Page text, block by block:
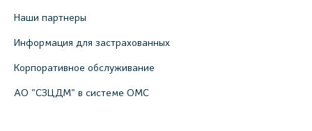
Наши партнеры
Информация для застрахованных
Корпоративное обслуживание
АО "СЗЦДМ" в системе ОМС